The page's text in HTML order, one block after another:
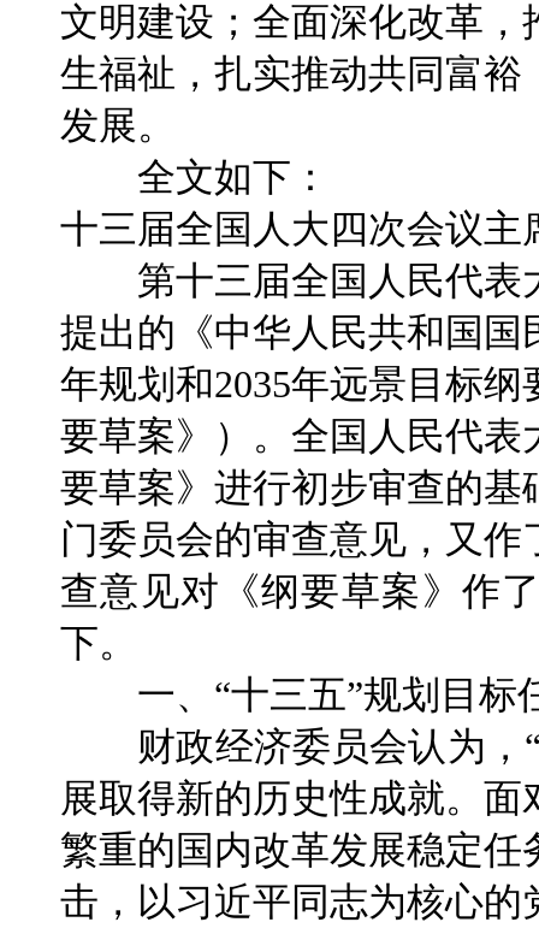
文明建设；全面深化改革
生福祉，扎实推动共同富
发展。
全文如下：
十三届全国人大四次会议主
第十三届全国人民代表
提出的《中华人民共和国
年规划和2035年远景目标
要草案》）。全国人民代
要草案》进行初步审查的
门委员会的审查意见，又
查意见对《纲要草案》作
下。
一、“十三五”规划目标
财政经济委员会认为，“
展取得新的历史性成就。
繁重的国内改革发展稳定
击，以习近平同志为核心